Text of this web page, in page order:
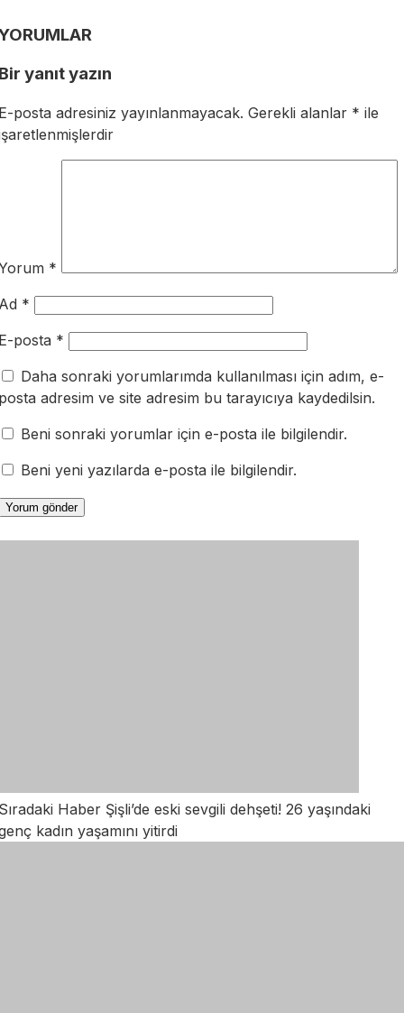
yanıt yazın
posta adresiniz yayınlanmayacak. Gerekli alanlar * ile
*
*
posta *
Daha sonraki yorumlarımda kullanılması için adım, e-
adresim ve site adresim bu tarayıcıya kaydedilsin.
Beni sonraki yorumlar için e-posta ile bilgilendir.
Beni yeni yazılarda e-posta ile bilgilendir.
Haber Şişli’de eski sevgili dehşeti! 26 yaşındaki
kadın yaşamını yitirdi